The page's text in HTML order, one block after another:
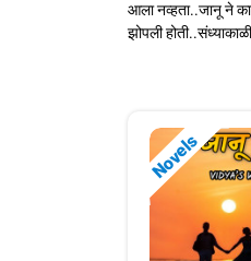
आला नव्हता..जानू ने
झोपली
Novels